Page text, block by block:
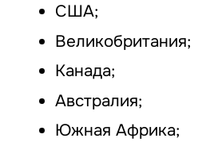
США;
Великобритания;
Канада;
Австралия;
Южная Африка;